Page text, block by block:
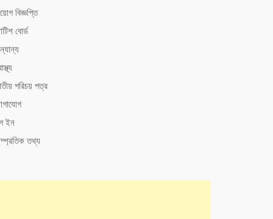
বিজ্ঞপ্তি
বোর্ড
পরিচয় পত্র
ইন
তথ্য